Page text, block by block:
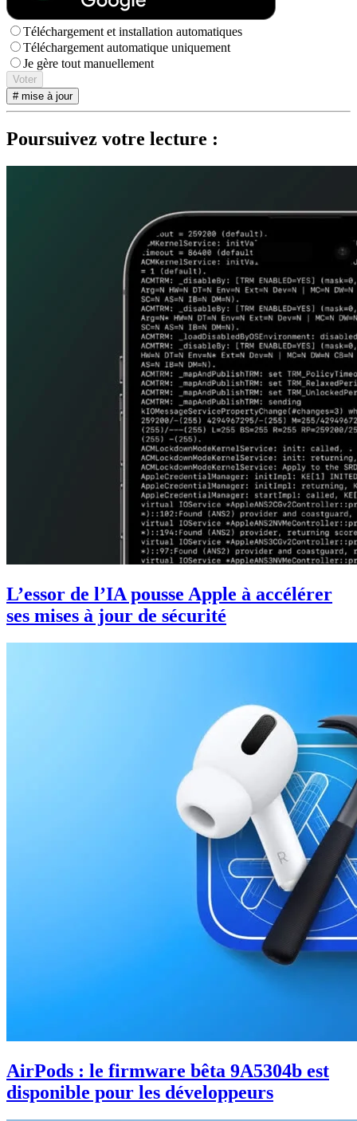
Téléchargement et installation automatiques
Téléchargement automatique uniquement
Je gère tout manuellement
Voter
# mise à jour
Poursuivez votre lecture :
L’essor de l’IA pousse Apple à accélérer
ses mises à jour de sécurité
AirPods : le firmware bêta 9A5304b est
disponible pour les développeurs